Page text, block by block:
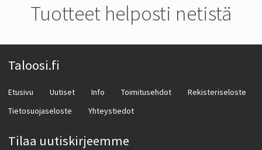
Tuotteet helposti netistä
Taloosi.fi
Etusivu Uutiset Info Toimitusehdot
Rekisteriseloste
Tietosuojaseloste
Yhteystiedot
Tilaa uutiskirjeemme